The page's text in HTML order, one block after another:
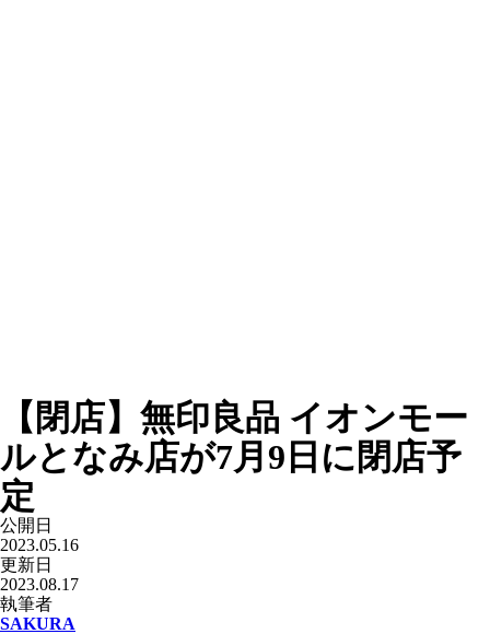
【閉店】無印良品 イオンモー
ルとなみ店が7月9日に閉店予
定
公開日
2023.05.16
更新日
2023.08.17
執筆者
SAKURA